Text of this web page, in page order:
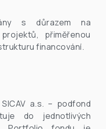
s důrazem na
přiměřenou
financování.
SICAV a.s. – podfond
do jednotlivých